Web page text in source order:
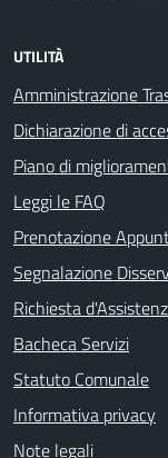
UTILITÀ
Amministrazione
Dichiarazione di
Piano di
Leggi le FAQ
Prenotazione
Segnalazione
Richiesta
Bacheca Servizi
Statuto Comunale
Informativa privacy
Note legali